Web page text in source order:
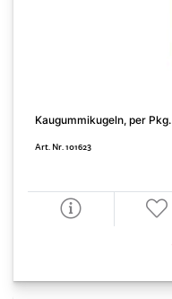
Kaugummikugeln, per Pkg.
Art. Nr. 101623